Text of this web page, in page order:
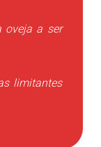
oveja a ser
limitantes